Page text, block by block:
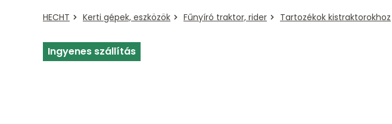
HECHT Kerti gépek, eszközök Fűnyíró traktor, rider Tartozékok kistraktorokhoz
Ingyenes szállítás